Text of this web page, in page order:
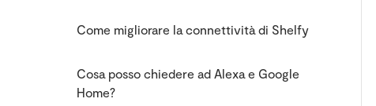
Come migliorare la connettività di Shelfy
Cosa posso chiedere ad Alexa e Google
Home?